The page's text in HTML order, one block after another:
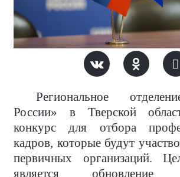
Региональное
России» в Тверской
конкурс для отбора
кадров, которые будут
первичных организаций.
является обновление